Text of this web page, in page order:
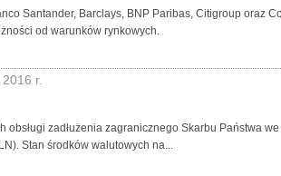
Santander, Barclays, BNP Paribas, Citigroup oraz
od warunków rynkowych.
r.
obsługi zadłużenia zagranicznego Skarbu Państwa
Stan środków walutowych na...